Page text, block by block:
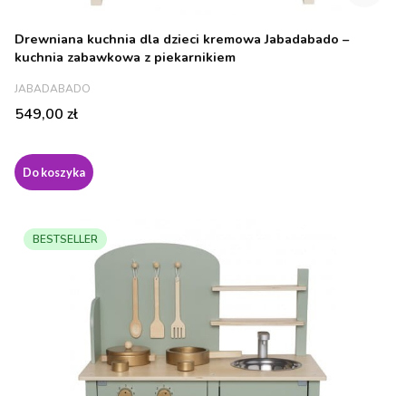
Drewniana kuchnia dla dzieci kremowa Jabadabado –
kuchnia zabawkowa z piekarnikiem
PRODUCENT
JABADABADO
Cena
549,00 zł
Do koszyka
BESTSELLER